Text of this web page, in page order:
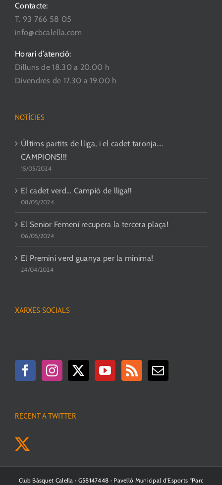
Contacte:
T. 93 766 58 05
info@cbcalella.com
Horari d’atenció:
Dilluns de 18.30 a 20.00 h
Divendres de 17.30 a 19.00 h
NOTÍCIES
Últims partits de lliga, i el cadet taronja….
CAMPIONS!!!
15/05/2024
El cadet verd… Campió de lliga!!
08/05/2024
El Senior Femení recupera la tercera plaça!
06/05/2024
El Premini verd guanya per la mínima!
24/04/2024
XARXES SOCIALS
RECENT A TWITTER
Club Bàsquet Calella · G58147448 · Pavelló Municipal d'Esports "Parc